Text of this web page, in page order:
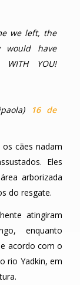
we left, the
have
WITH YOU!
16 de
cães nadam
Eles
arborizada
do resgate.
atingiram
enquanto
acordo com o
rio Yadkin, em